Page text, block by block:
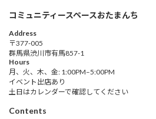
コミュニティースペースおたまんち
Address
〒377-005
群馬県渋川市有馬857-1
Hours
月、火、木、金: 1:00PM–5:00PM
イベント出店あり
土日はカレンダーで確認してください
Contents